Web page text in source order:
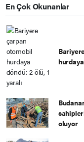
En Çok Okunanlar
oluyor